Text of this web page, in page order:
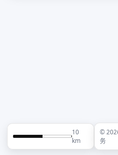
10
km
©
务